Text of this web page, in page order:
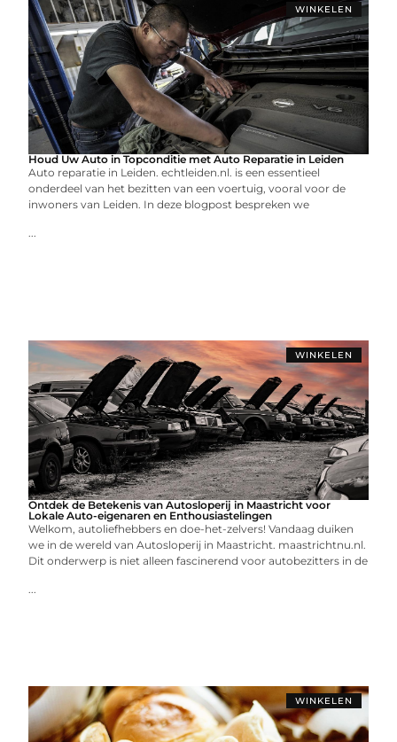
WINKELEN
Houd Uw Auto in Topconditie met Auto Reparatie in Leiden
Auto reparatie in Leiden. echtleiden.nl. is een essentieel
onderdeel van het bezitten van een voertuig, vooral voor de
inwoners van Leiden. In deze blogpost bespreken we
...
WINKELEN
Ontdek de Betekenis van Autosloperij in Maastricht voor
Lokale Auto-eigenaren en Enthousiastelingen
Welkom, autoliefhebbers en doe-het-zelvers! Vandaag duiken
we in de wereld van Autosloperij in Maastricht. maastrichtnu.nl.
Dit onderwerp is niet alleen fascinerend voor autobezitters in de
...
WINKELEN